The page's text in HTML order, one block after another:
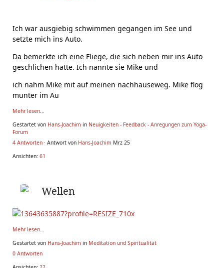
Ich war ausgiebig schwimmen gegangen im See und
setzte mich ins Auto.
Da bemerkte ich eine Fliege, die sich neben mir ins Auto
geschlichen hatte. Ich nannte sie Mike und
ich nahm Mike mit auf meinen nachhauseweg. Mike flog
munter im Au
Mehr lesen...
Gestartet von Hans-Joachim in Neuigkeiten - Feedback - Anregungen zum Yoga-
Forum
4 Antworten · Antwort von Hans-Joachim Mrz 25
Ansichten: 61
Wellen
Mehr lesen...
Gestartet von Hans-Joachim in Meditation und Spiritualität
0 Antworten